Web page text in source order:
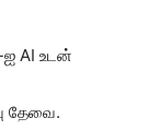
ஐ AI உடன்
தேவை.